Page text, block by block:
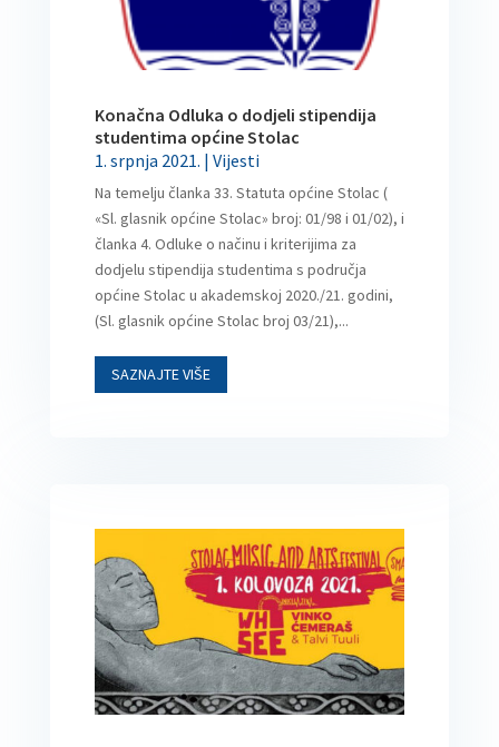
Konačna Odluka o dodjeli stipendija
studentima općine Stolac
1. srpnja 2021. | Vijesti
Na temelju članka 33. Statuta općine Stolac (
«Sl. glasnik općine Stolac» broj: 01/98 i 01/02), i
članka 4. Odluke o načinu i kriterijima za
dodjelu stipendija studentima s područja
općine Stolac u akademskoj 2020./21. godini,
(Sl. glasnik općine Stolac broj 03/21),...
SAZNAJTE VIŠE